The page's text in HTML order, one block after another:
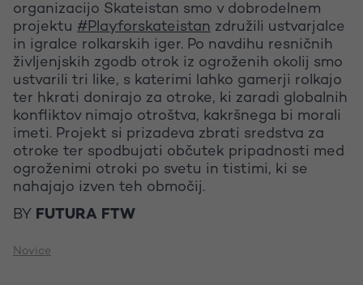
organizacijo Skateistan smo v dobrodelnem
projektu #Playforskateistan združili ustvarjalce
in igralce rolkarskih iger. Po navdihu resničnih
življenjskih zgodb otrok iz ogroženih okolij smo
ustvarili tri like, s katerimi lahko gamerji rolkajo
ter hkrati donirajo za otroke, ki zaradi globalnih
konfliktov nimajo otroštva, kakršnega bi morali
imeti. Projekt si prizadeva zbrati sredstva za
otroke ter spodbujati občutek pripadnosti med
ogroženimi otroki po svetu in tistimi, ki se
nahajajo izven teh območij.
BY FUTURA FTW
Novice